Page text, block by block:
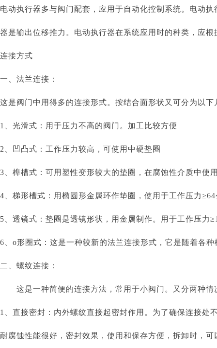
电动执行器多与阀门配套，应用于自动化控制系统。电动
器是输出位移推力。电动执行器在系统应用时的种类，应
连接方式
一、法兰连接：
这是阀门中用得多的连接形式。按结合面形状又可分为
1、光滑式：用于压力不高的阀门。加工比较方便
2、凹凸式：工作压力较高，可使用中硬垫圈
3、榫槽式：可用塑性变形较大的垫圈，在腐蚀性介质中使
4、梯形槽式：用椭圆形金属环作垫圈，使用于工作压力
5、透镜式：垫圈是透镜形状，用金属制作。用于工作压力
6、o形圈式：这是一种较新的法兰连接形式，它是随着各
二、螺纹连接：
这是一种简便的连接方法，常用于小阀门。又分两种情
1、直接密封：内外螺纹直接起密封作用。为了确保连接
耐腐蚀性能很好，密封效果，使用和保存方便，拆卸时，